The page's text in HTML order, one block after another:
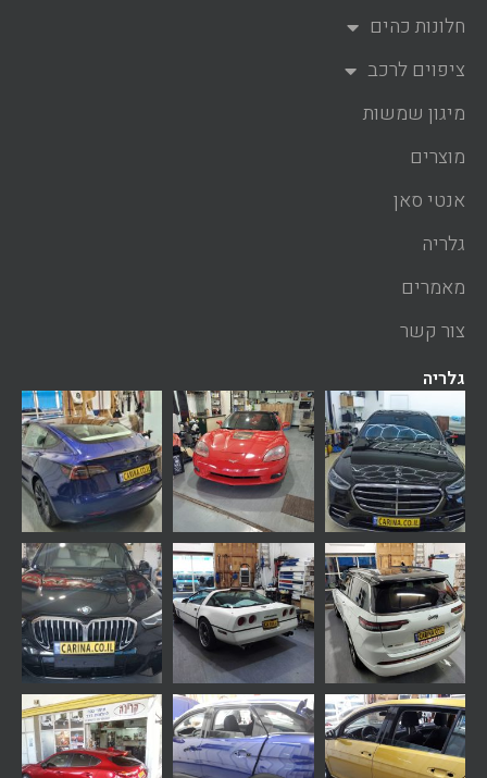
חלונות כהים
ציפוים לרכב
מיגון שמשות
מוצרים
אנטי סאן
גלריה
מאמרים
צור קשר
גלריה